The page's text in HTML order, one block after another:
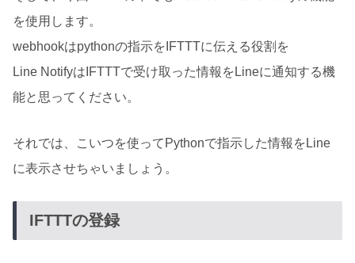
を使用します。
webhookはpythonの指示をIFTTTに伝える役割を
Line NotifyはIFTTTで受け取った情報をLineに通知する機
能と思ってください。
それでは、こいつを使ってPythonで指示した情報をLine
に表示させちゃいましょう。
IFTTTの登録